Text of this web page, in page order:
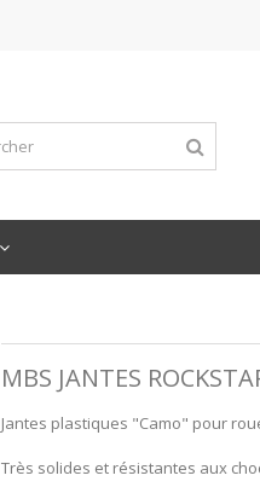
MBS JANTES
Jantes plastiques "Camo" pour
Très solides et résistantes aux